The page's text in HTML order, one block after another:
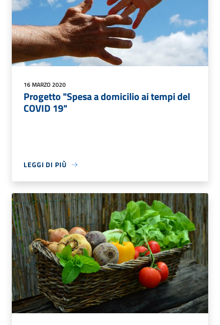
16 MARZO 2020
Progetto "Spesa a domicilio ai tempi del
COVID 19"
LEGGI DI PIÙ